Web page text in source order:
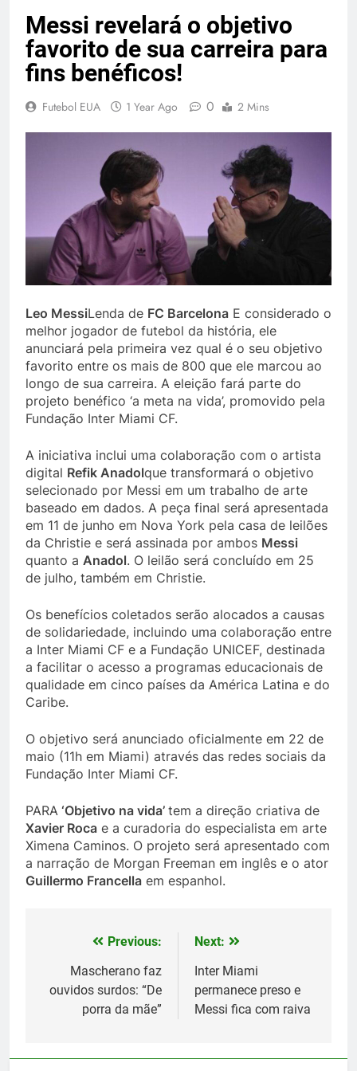
Messi revelará o objetivo
favorito de sua carreira para
fins benéficos!
Futebol EUA 1 Year Ago 0 2 Mins
Leo MessiLenda de FC Barcelona E considerado o
melhor jogador de futebol da história, ele
anunciará pela primeira vez qual é o seu objetivo
favorito entre os mais de 800 que ele marcou ao
longo de sua carreira. A eleição fará parte do
projeto benéfico ‘a meta na vida’, promovido pela
Fundação Inter Miami CF.
A iniciativa inclui uma colaboração com o artista
digital Refik Anadolque transformará o objetivo
selecionado por Messi em um trabalho de arte
baseado em dados. A peça final será apresentada
em 11 de junho em Nova York pela casa de leilões
da Christie e será assinada por ambos Messi
quanto a Anadol. O leilão será concluído em 25
de julho, também em Christie.
Os benefícios coletados serão alocados a causas
de solidariedade, incluindo uma colaboração entre
a Inter Miami CF e a Fundação UNICEF, destinada
a facilitar o acesso a programas educacionais de
qualidade em cinco países da América Latina e do
Caribe.
O objetivo será anunciado oficialmente em 22 de
maio (11h em Miami) através das redes sociais da
Fundação Inter Miami CF.
PARA ‘Objetivo na vida’ tem a direção criativa de
Xavier Roca e a curadoria do especialista em arte
Ximena Caminos. O projeto será apresentado com
a narração de Morgan Freeman em inglês e o ator
Guillermo Francella em espanhol.
navigation
Previous:
Mascherano faz
ouvidos surdos: “De
porra da mãe”
Next:
Inter Miami
permanece preso e
Messi fica com raiva
Histórico: a MLS baixa as